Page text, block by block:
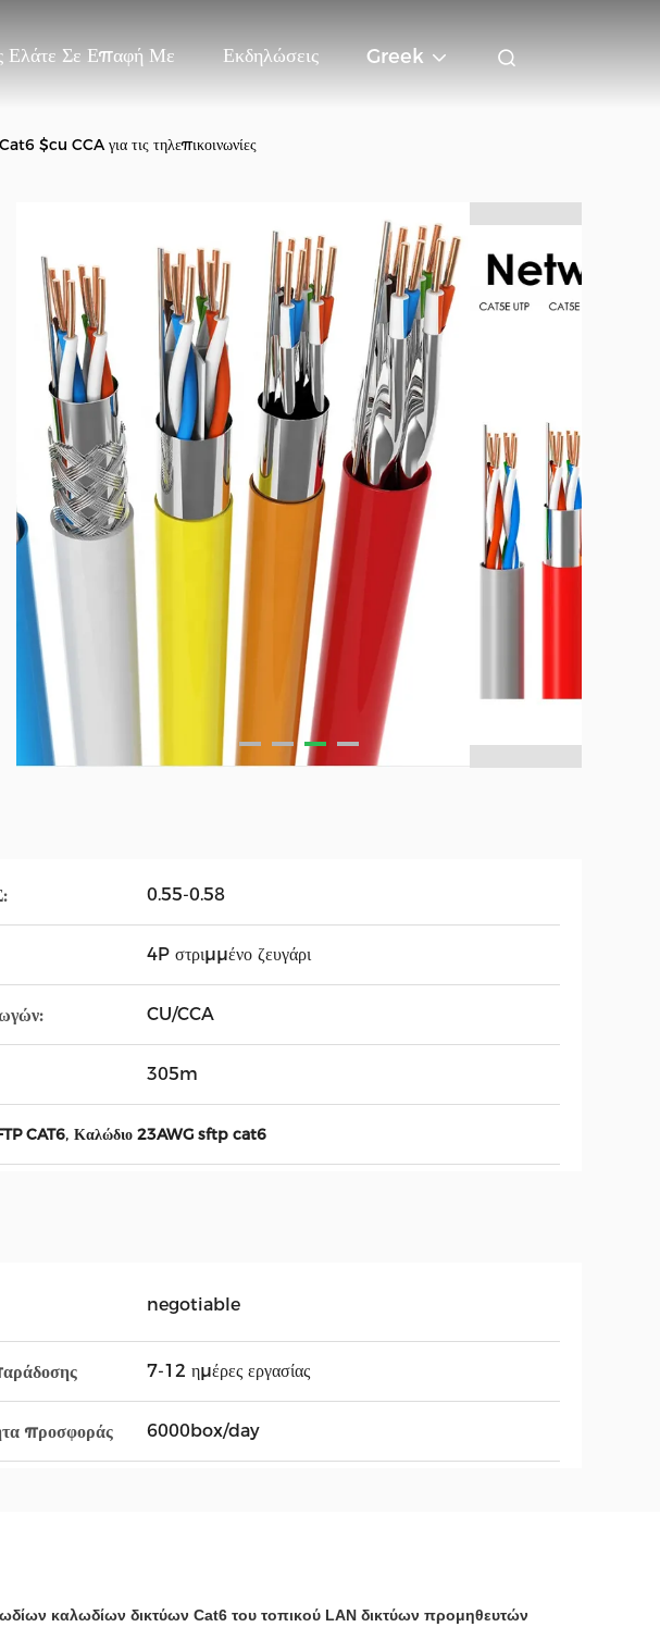
Ελάτε Σε Επαφή Με Εκδηλώσεις Greek
$cu CCA για τις τηλεπικοινωνίες
0.55-0.58
4P στριμμένο ζευγάρι
CU/CCA
305m
CAT6, Καλώδιο 23AWG sftp cat6
negotiable
7-12 ημέρες εργασίας
προσφοράς 6000box/day
καλωδίων δικτύων Cat6 του τοπικού LAN δικτύων προμηθευτών